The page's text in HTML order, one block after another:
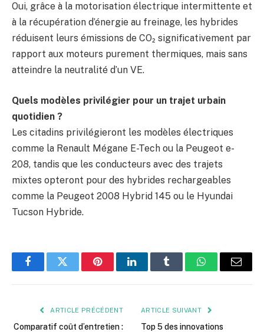
Oui, grâce à la motorisation électrique intermittente et
à la récupération d’énergie au freinage, les hybrides
réduisent leurs émissions de CO₂ significativement par
rapport aux moteurs purement thermiques, mais sans
atteindre la neutralité d’un VE.
Quels modèles privilégier pour un trajet urbain
quotidien ?
Les citadins privilégieront les modèles électriques
comme la Renault Mégane E-Tech ou la Peugeot e-
208, tandis que les conducteurs avec des trajets
mixtes opteront pour des hybrides rechargeables
comme la Peugeot 2008 Hybrid 145 ou le Hyundai
Tucson Hybride.
FacebookTwitter PinterestLinkedInTumblr WhatsApp
E-
ARTICLE PRÉCÉDENT
Comparatif coût d’entretien :
ARTICLE SUIVANT
Top 5 des innovations